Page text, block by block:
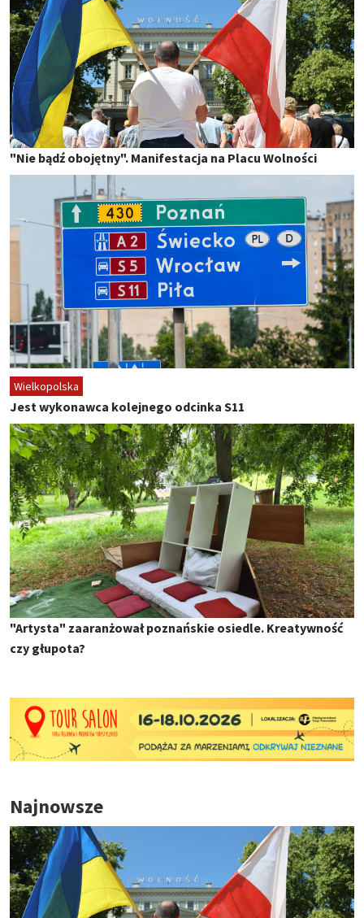
"Nie bądź obojętny". Manifestacja na Placu Wolności
Wielkopolska
Jest wykonawca kolejnego odcinka S11
"Artysta" zaaranżował poznańskie osiedle. Kreatywność
czy głupota?
Najnowsze